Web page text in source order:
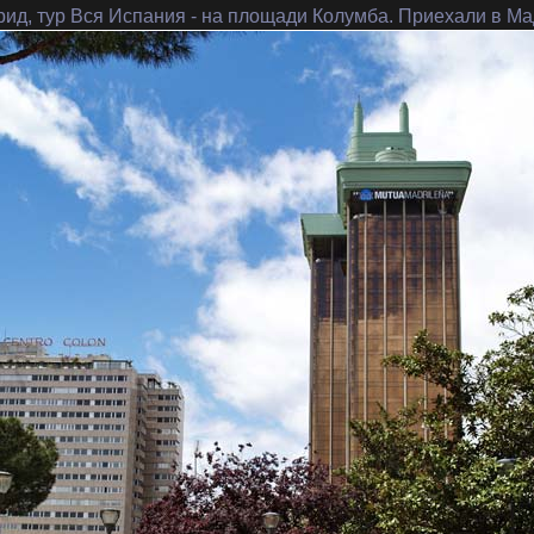
тур Вся Испания - на площади Колумба. Приехали в